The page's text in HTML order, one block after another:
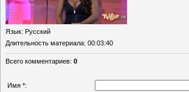
Язык: Русский
Длительность материала: 00:03:40
Всего комментариев: 0
Имя *: